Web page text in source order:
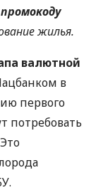
промокоду
жилья.
валютной
в
первого
потребовать